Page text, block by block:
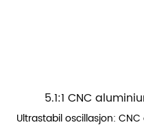
5.1:1 CNC
Ultrastabil oscillasjon: